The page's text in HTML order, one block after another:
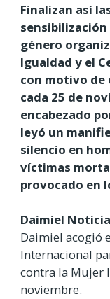
Finalizan así
género
Igualdad y el
con motivo de
cada 25 de
encabezado
leyó un
silencio en
víctimas
provocado en
Daimiel
Daimiel acogió
Internacional
contra la Mujer
noviembre.